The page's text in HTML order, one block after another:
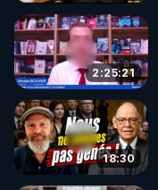
2:25:21
18:30